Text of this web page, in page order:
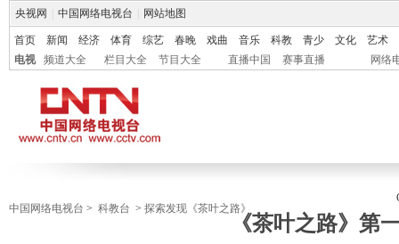
央视网 中国网络电视台 网站地图
首页 新闻 经济 体育 综艺 春晚 戏曲 音乐 科教 青少 文化
艺术
电视
频道大全 栏目大全 节目大全 直播中国 赛事直播 网络
中国网络电视台 > 科教台 > 探索发现《茶叶之路》
《茶叶之路》第